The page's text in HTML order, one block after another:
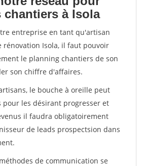
chantiers à Isola
entreprise en tant qu'artisan
rénovation Isola, il faut pouvoir
le planning chantiers de son
son chiffre d'affaires.
le bouche à oreille peut
pour les désirant progresser et
il faudra obligatoirement
de leads prospectsion dans
de communication se